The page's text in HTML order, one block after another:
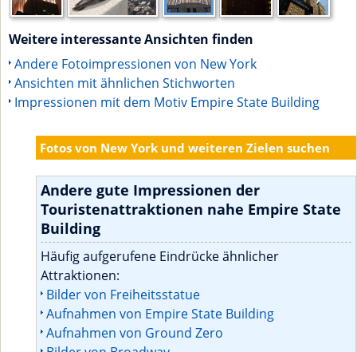
Weitere interessante Ansichten finden
Andere Fotoimpressionen von New York
Ansichten mit ähnlichen Stichworten
Impressionen mit dem Motiv Empire State Building
Fotos von New York und weiteren Zielen suchen
Andere gute Impressionen der
Touristenattraktionen nahe Empire State
Building
Häufig aufgerufene Eindrücke ähnlicher
Attraktionen:
Bilder von Freiheitsstatue
Aufnahmen von Empire State Building
Aufnahmen von Ground Zero